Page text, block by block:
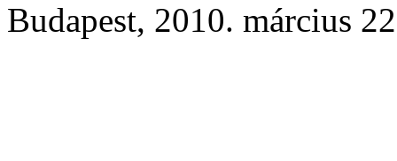
Budapest, 2010. március